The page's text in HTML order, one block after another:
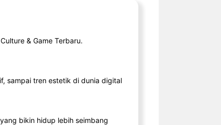
& Game Terbaru.
sampai tren estetik di dunia digital
bikin hidup lebih seimbang